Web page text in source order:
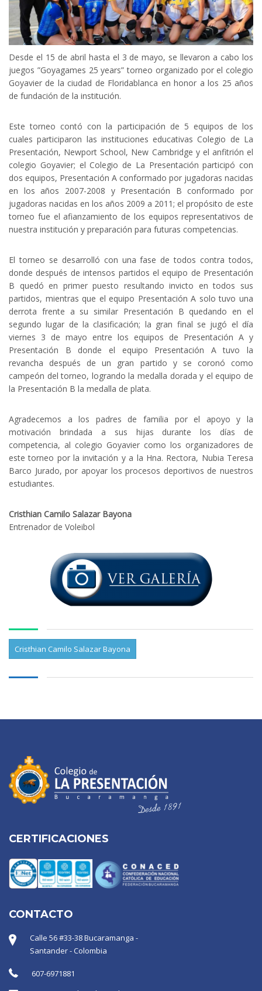
Desde el 15 de abril hasta el 3 de mayo, se llevaron a cabo los
juegos ”Goyagames 25 years” torneo organizado por el colegio
Goyavier de la ciudad de Floridablanca en honor a los 25 años
de fundación de la institución.
Este torneo contó con la participación de 5 equipos de los
cuales participaron las instituciones educativas Colegio de La
Presentación, Newport School, New Cambridge y el anfitrión el
colegio Goyavier; el Colegio de La Presentación participó con
dos equipos, Presentación A conformado por jugadoras nacidas
en los años 2007-2008 y Presentación B conformado por
jugadoras nacidas en los años 2009 a 2011; el propósito de este
torneo fue el afianzamiento de los equipos representativos de
nuestra institución y preparación para futuras competencias.
El torneo se desarrolló con una fase de todos contra todos,
donde después de intensos partidos el equipo de Presentación
B quedó en primer puesto resultando invicto en todos sus
partidos, mientras que el equipo Presentación A solo tuvo una
derrota frente a su similar Presentación B quedando en el
segundo lugar de la clasificación; la gran final se jugó el día
viernes 3 de mayo entre los equipos de Presentación A y
Presentación B donde el equipo Presentación A tuvo la
revancha después de un gran partido y se coronó como
campeón del torneo, logrando la medalla dorada y el equipo de
la Presentación B la medalla de plata.
Agradecemos a los padres de familia por el apoyo y la
motivación brindada a sus hijas durante los días de
competencia, al colegio Goyavier como los organizadores de
este torneo por la invitación y a la Hna. Rectora, Nubia Teresa
Barco Jurado, por apoyar los procesos deportivos de nuestros
estudiantes.
Cristhian Camilo Salazar Bayona
Entrenador de Voleibol
Cristhian Camilo Salazar Bayona
CERTIFICACIONES
CONTACTO
Calle 56 #33-38 Bucaramanga -
Santander - Colombia
607-6971881